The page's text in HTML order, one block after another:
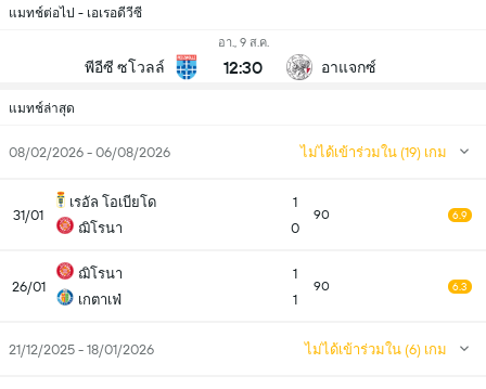
แมทช์ต่อไป - เอเรอดีวีซี
พีอีซี ซโวลล์
อา., 9 ส.ค.
12:30 อาแจกซ์
แมทช์ล่าสุด
08/02/2026 - 06/08/2026 ไม่ได้เข้าร่วมใน (19) เกม
31/01
เรอัล โอเบียโด
ฌิโรนา
1
0
90 6.9
26/01
ฌิโรนา
เกตาเฟ่
1
1
90 6.3
21/12/2025 - 18/01/2026 ไม่ได้เข้าร่วมใน (6) เกม